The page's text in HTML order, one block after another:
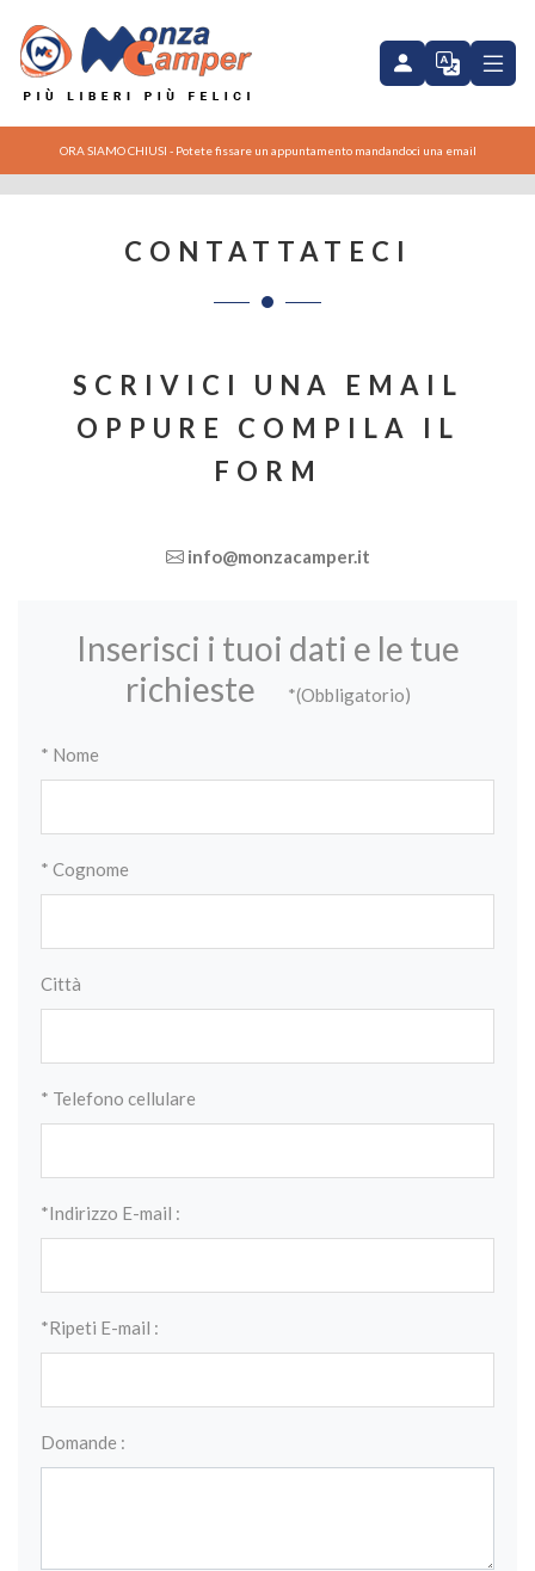
ORA SIAMO CHIUSI - Potete fissare un appuntamento mandandoci una email
CONTATTATECI
SCRIVICI UNA EMAIL
OPPURE COMPILA IL
FORM
info@monzacamper.it
Inserisci i tuoi dati e le tue
richieste
*(Obbligatorio)
* Nome
* Cognome
Città
* Telefono cellulare
*Indirizzo E-mail :
*Ripeti E-mail :
Domande :